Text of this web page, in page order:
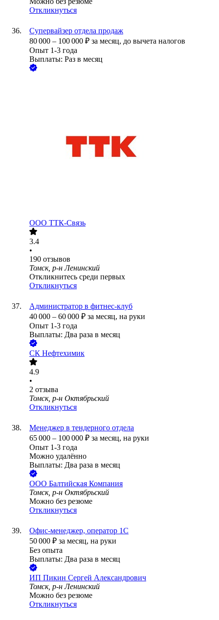
Откликнуться
Супервайзер отдела продаж
80 000 – 100 000 ₽ за месяц, до вычета налогов
Опыт 1-3 года
Выплаты: Раз в месяц
ООО ТТК-Связь
3.4
•
190 отзывов
Томск, р-н Ленинский
Откликнитесь среди первых
Откликнуться
Администратор в фитнес-клуб
40 000 – 60 000 ₽ за месяц, на руки
Опыт 1-3 года
Выплаты: Два раза в месяц
СК Нефтехимик
4.9
•
2 отзыва
Томск, р-н Октябрьский
Откликнуться
Менеджер в тендерного отдела
65 000 – 100 000 ₽ за месяц, на руки
Опыт 1-3 года
Можно удалённо
Выплаты: Два раза в месяц
ООО Балтийская Компания
Томск, р-н Октябрьский
Можно без резюме
Откликнуться
Офис-менеджер, оператор 1С
50 000 ₽ за месяц, на руки
Без опыта
Выплаты: Два раза в месяц
ИП Пикин Сергей Александрович
Томск, р-н Ленинский
Можно без резюме
Откликнуться